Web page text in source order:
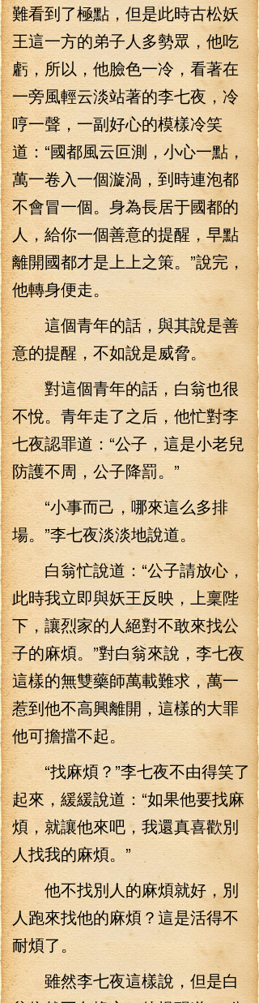
難看到了極點，但是此時古松妖
王這一方的弟子人多勢眾，他吃
虧，所以，他臉色一冷，看著在
一旁風輕云淡站著的李七夜，冷
哼一聲，一副好心的模樣冷笑
道：“國都風云叵測，小心一點，
萬一卷入一個漩渦，到時連泡都
不會冒一個。身為長居于國都的
人，給你一個善意的提醒，早點
離開國都才是上上之策。”說完，
他轉身便走。
這個青年的話，與其說是善
意的提醒，不如說是威脅。
對這個青年的話，白翁也很
不悅。青年走了之后，他忙對李
七夜認罪道：“公子，這是小老兒
防護不周，公子降罰。”
“小事而己，哪來這么多排
場。”李七夜淡淡地說道。
白翁忙說道：“公子請放心，
此時我立即與妖王反映，上稟陛
下，讓烈家的人絕對不敢來找公
子的麻煩。”對白翁來說，李七夜
這樣的無雙藥師萬載難求，萬一
惹到他不高興離開，這樣的大罪
他可擔擋不起。
“找麻煩？”李七夜不由得笑了
起來，緩緩說道：“如果他要找麻
煩，就讓他來吧，我還真喜歡別
人找我的麻煩。”
他不找別人的麻煩就好，別
人跑來找他的麻煩？這是活得不
耐煩了。
雖然李七夜這樣說，但是白